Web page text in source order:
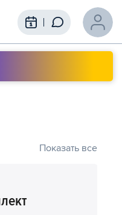
Показать все